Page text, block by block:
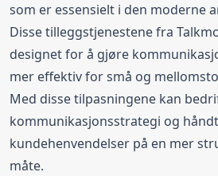
som er essensielt i den moderne
Disse tilleggstjenestene fra
designet for å gjøre
mer effektiv for små og
Med disse tilpasningene kan
kommunikasjonsstrategi og
kundehenvendelser på en mer
måte.